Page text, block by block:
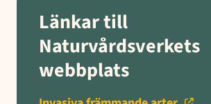
Länkar till
Naturvårdsverkets
webbplats